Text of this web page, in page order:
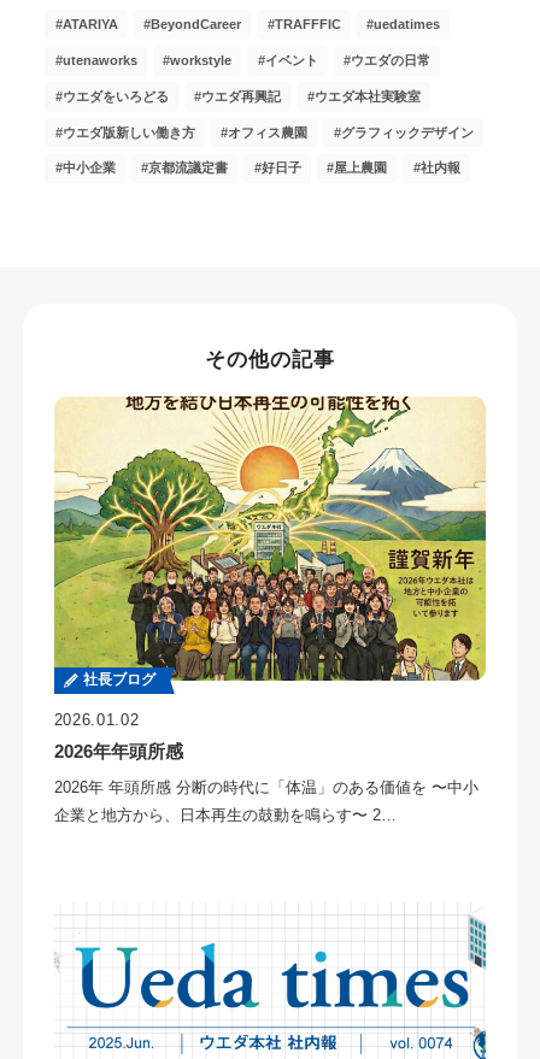
ATARIYA BeyondCareer TRAFFFIC uedatimes
utenaworks workstyle イベント ウエダの日常
ウエダをいろどる ウエダ再興記 ウエダ本社実験室
ウエダ版新しい働き方 オフィス農園 グラフィックデザイン
中小企業 京都流議定書 好日子 屋上農園 社内報
その他の記事
社長ブログ
2026.01.02
2026年年頭所感
2026年 年頭所感 分断の時代に「体温」のある価値を 〜中小
企業と地方から、日本再生の鼓動を鳴らす〜 2…